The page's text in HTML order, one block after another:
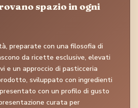
spazio in ogni
preparate con una filosofia di
da ricette esclusive, elevati
e un approccio di pasticceria
sviluppato con ingredienti
con un profilo di gusto
curata per